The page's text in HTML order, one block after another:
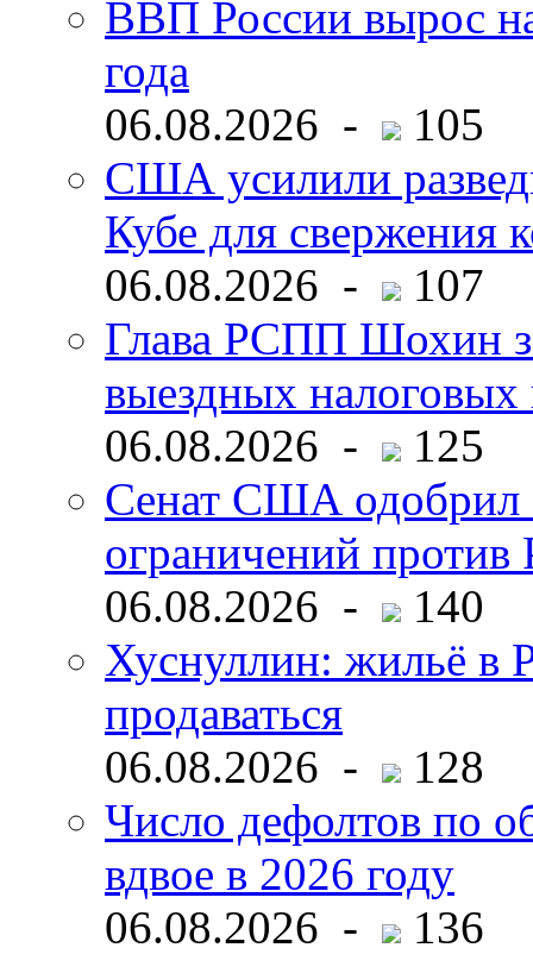
ВВП России вырос
года
06.08.2026 -
105
США усилили
Кубе для свержения
06.08.2026 -
107
Глава РСПП Шохин
выездных налоговых
06.08.2026 -
125
Сенат США одобрил
ограничений
06.08.2026 -
140
Хуснуллин: жильё в
продаваться
06.08.2026 -
128
Число дефолтов по
вдвое в 2026 году
06.08.2026 -
136